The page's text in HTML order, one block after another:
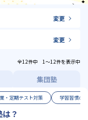
変更
変更
全12件中 1〜12件を表示中
集団塾
・定期テスト対策 学習習慣の
？